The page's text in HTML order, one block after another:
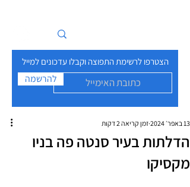
הצטרפו לרשימת התפוצה וקבלו עדכונים למייל
להרשמה
הדלתות בעיר סנטה פה בניו
מקסיקו
13 באפר׳ 2024 זמן קריאה 2 דקות